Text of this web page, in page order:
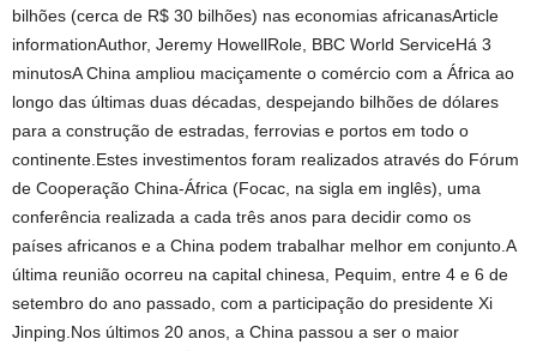
bilhões (cerca de R$ 30 bilhões) nas economias africanasArticle
informationAuthor, Jeremy HowellRole, BBC World ServiceHá 3
minutosA China ampliou maciçamente o comércio com a África ao
longo das últimas duas décadas, despejando bilhões de dólares
para a construção de estradas, ferrovias e portos em todo o
continente.Estes investimentos foram realizados através do Fórum
de Cooperação China-África (Focac, na sigla em inglês), uma
conferência realizada a cada três anos para decidir como os
países africanos e a China podem trabalhar melhor em conjunto.A
última reunião ocorreu na capital chinesa, Pequim, entre 4 e 6 de
setembro do ano passado, com a participação do presidente Xi
Jinping.Nos últimos 20 anos, a China passou a ser o maior